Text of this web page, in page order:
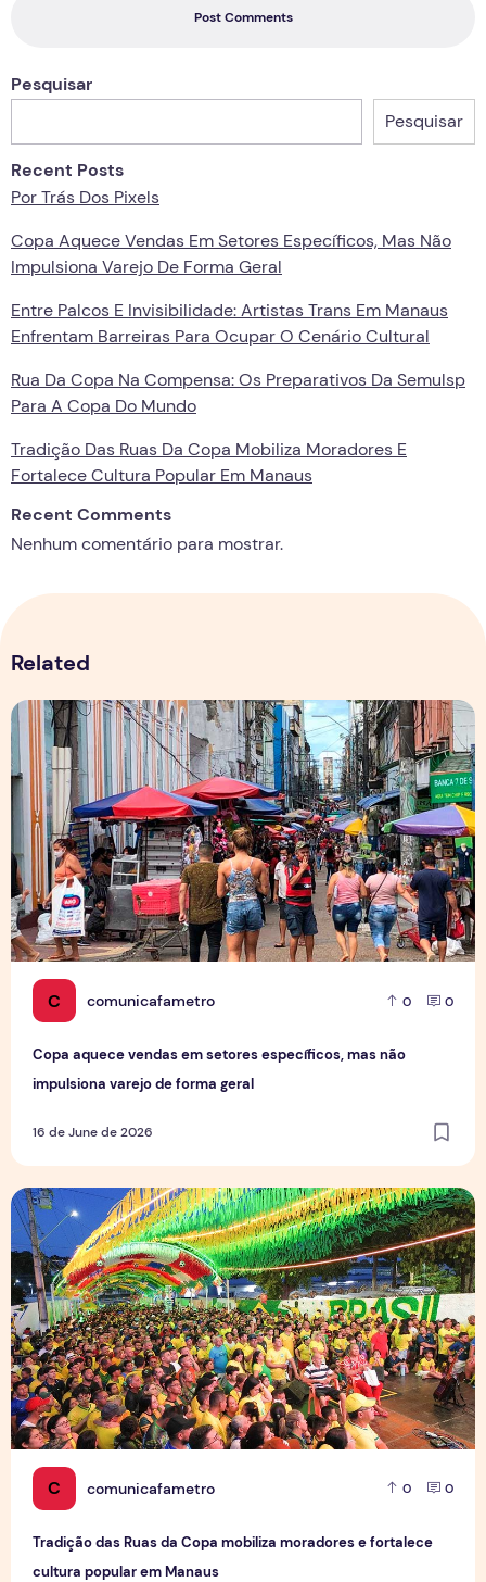
Post Comments
Pesquisar
Pesquisar
Recent Posts
Por Trás Dos Pixels
Copa Aquece Vendas Em Setores Específicos, Mas Não
Impulsiona Varejo De Forma Geral
Entre Palcos E Invisibilidade: Artistas Trans Em Manaus
Enfrentam Barreiras Para Ocupar O Cenário Cultural
Rua Da Copa Na Compensa: Os Preparativos Da Semulsp
Para A Copa Do Mundo
Tradição Das Ruas Da Copa Mobiliza Moradores E
Fortalece Cultura Popular Em Manaus
Recent Comments
Nenhum comentário para mostrar.
Related
C comunicafametro 0 0
Copa aquece vendas em setores específicos, mas não
impulsiona varejo de forma geral
16 de June de 2026
Copa aquece vendas em setores específicos, mas não
C comunicafametro 0 0
Tradição das Ruas da Copa mobiliza moradores e fortalece
cultura popular em Manaus
Tradição das Ruas da Copa mobiliza moradores e